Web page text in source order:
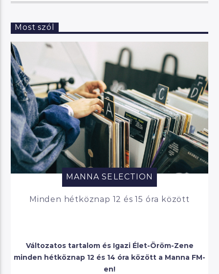
Most szól
MANNA SELECTION
Minden hétköznap 12 és 15 óra között
Változatos tartalom és Igazi Élet-Öröm-Zene
minden hétköznap 12 és 14 óra között a Manna FM-
en!